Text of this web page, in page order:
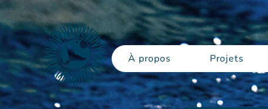
À propos Projets